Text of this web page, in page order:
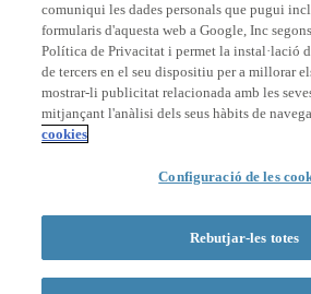
Membre de
Acreditacions
© 2026 La Salle Campus Barcelona -
Formulari de cerca
comuniqui les dades personals que pugui
formularis d'aquesta web a Google, Inc
Política de Privacitat i permet la instal·lació
de tercers en el seu dispositiu per a millorar
mostrar-li publicitat relacionada amb les
mitjançant l'anàlisi dels seus hàbits de
cookies
Configuració de les
Rebutjar-les totes